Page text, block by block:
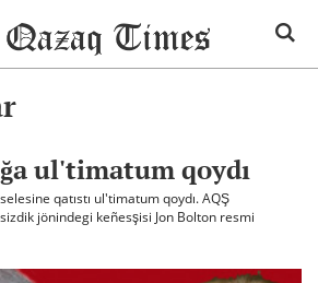
ul'timatum qoydı
qatıstı ul'timatum qoydı. AQŞ
jönindegi keñesşisi Jon Bolton resmi